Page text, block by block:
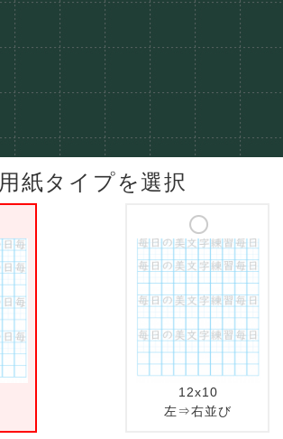
用紙タイプを選択
12x10
左⇒右並び